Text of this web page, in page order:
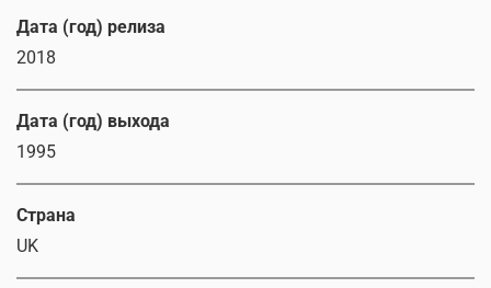
Дата (год) релиза
2018
Дата (год) выхода
1995
Страна
UK